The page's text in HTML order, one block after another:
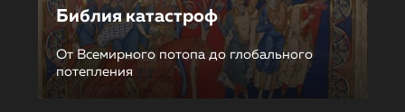
Библия катастроф
От Всемирного потопа до глобального
потепления